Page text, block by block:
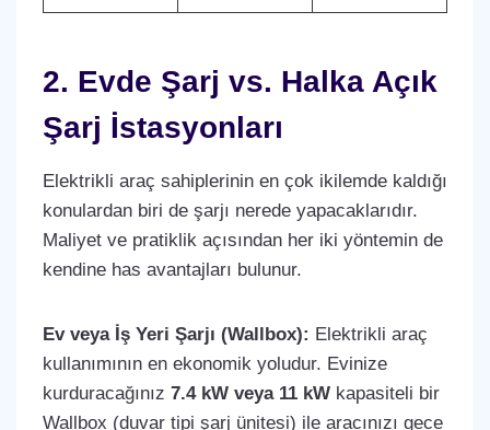
2. Evde Şarj vs. Halka Açık
Şarj İstasyonları
Elektrikli araç sahiplerinin en çok ikilemde kaldığı
konulardan biri de şarjı nerede yapacaklarıdır.
Maliyet ve pratiklik açısından her iki yöntemin de
kendine has avantajları bulunur.
Ev veya İş Yeri Şarjı (Wallbox): Elektrikli araç
kullanımının en ekonomik yoludur. Evinize
kurduracağınız 7.4 kW veya 11 kWkapasiteli bir
Wallbox (duvar tipi şarj ünitesi) ile aracınızı gece